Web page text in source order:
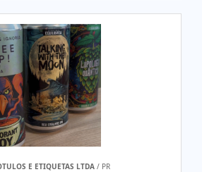
E ETIQUETAS LTDA / PR